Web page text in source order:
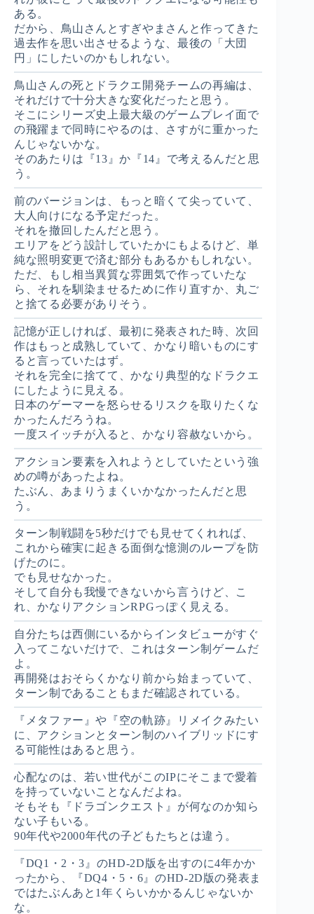
ある。
だから、鳥山さんとすぎやまさんと作ってきた
過去作を思い出させるような、最後の「大団
円」にしたいのかもしれない。
鳥山さんの死とドラクエ開発チームの再編は、
それだけで十分大きな変化だったと思う。
そこにシリーズ史上最大級のゲームプレイ面で
の飛躍まで同時にやるのは、さすがに重かった
んじゃないかな。
そのあたりは『13』か『14』で考えるんだと思
う。
前のバージョンは、もっと暗くて尖っていて、
大人向けになる予定だった。
それを撤回したんだと思う。
エリアをどう設計していたかにもよるけど、単
純な照明変更で済む部分もあるかもしれない。
ただ、もし相当異質な雰囲気で作っていたな
ら、それを馴染ませるために作り直すか、丸ご
と捨てる必要がありそう。
記憶が正しければ、最初に発表された時、次回
作はもっと成熟していて、かなり暗いものにす
ると言っていたはず。
それを完全に捨てて、かなり典型的なドラクエ
にしたように見える。
日本のゲーマーを怒らせるリスクを取りたくな
かったんだろうね。
一度スイッチが入ると、かなり容赦ないから。
アクション要素を入れようとしていたという強
めの噂があったよね。
たぶん、あまりうまくいかなかったんだと思
う。
ターン制戦闘を5秒だけでも見せてくれれば、
これから確実に起きる面倒な憶測のループを防
げたのに。
でも見せなかった。
そして自分も我慢できないから言うけど、こ
れ、かなりアクションRPGっぽく見える。
自分たちは西側にいるからインタビューがすぐ
入ってこないだけで、これはターン制ゲームだ
よ。
再開発はおそらくかなり前から始まっていて、
ターン制であることもまだ確認されている。
『メタファー』や『空の軌跡』リメイクみたい
に、アクションとターン制のハイブリッドにす
る可能性はあると思う。
心配なのは、若い世代がこのIPにそこまで愛着
を持っていないことなんだよね。
そもそも『ドラゴンクエスト』が何なのか知ら
ない子もいる。
90年代や2000年代の子どもたちとは違う。
『DQ1・2・3』のHD-2D版を出すのに4年かか
ったから、『DQ4・5・6』のHD-2D版の発表ま
ではたぶんあと1年くらいかかるんじゃないか
な。